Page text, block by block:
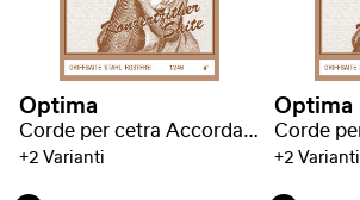
Optima
Corde per cetra Accordatura Bavarese
+2 Varianti
Optima
+2 Varianti